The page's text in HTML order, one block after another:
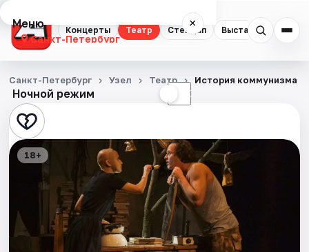
Концерты Театр Стендап Выставки
Меню ×
Санкт-Петербург
Концерты
Театр
Стендап
Экскурсии
Ночной режим ☾
Санкт-Петербург Узел Театр История коммунизма в
18+